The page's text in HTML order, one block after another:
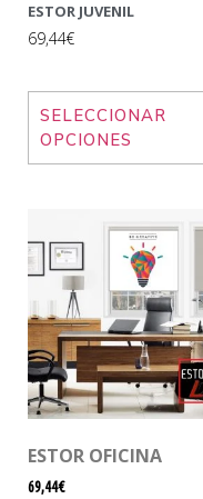
ESTOR JUVENIL
69,44€
SELECCIONAR
OPCIONES
ESTOR OFICINA
69,44€